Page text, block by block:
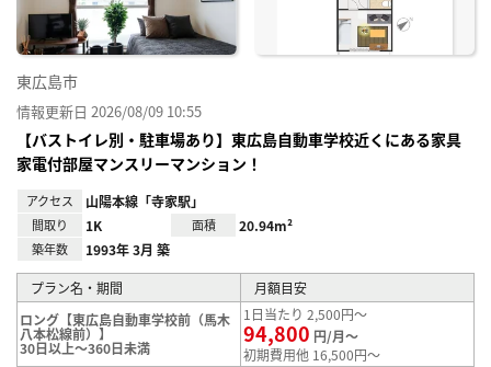
東広島市
情報更新日 2026/08/09 10:55
【バストイレ別・駐車場あり】東広島自動車学校近くにある家具
家電付部屋マンスリーマンション！
アクセス 山陽本線「寺家駅」
間取り 1K 面積 20.94m²
築年数 1993年 3月 築
プラン名・期間
月額目安
ロング【東広島自動車学校前（馬木
八本松線前）】
30日以上～360日未満
1日当たり 2,500円～
94,800 円/月～
初期費用他 16,500円～